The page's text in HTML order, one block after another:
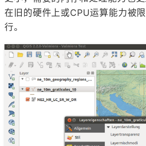
在旧的硬件上或CPU运算能力被
行。